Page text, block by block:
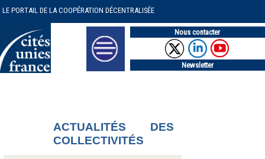
LE PORTAIL DE LA COOPÉRATION DÉCENTRALISÉE
Nous contacter
Newsletter
ACTUALITÉS DES
COLLECTIVITÉS